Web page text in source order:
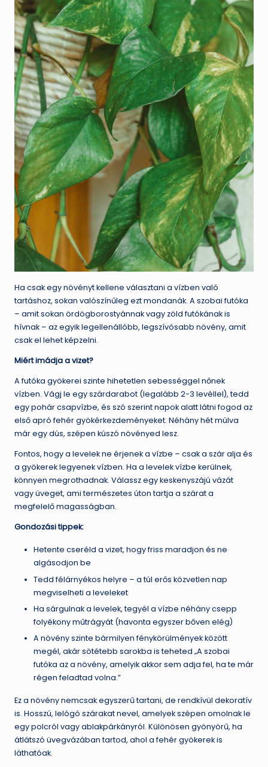
Ha csak egy növényt kellene választani a vízben való
tartáshoz, sokan valószínűleg ezt mondanák. A szobai futóka
– amit sokan ördögborostyánnak vagy zöld futókának is
hívnak – az egyik legellenállóbb, legszívósabb növény, amit
csak el lehet képzelni.
Miért imádja a vizet?
A futóka gyökerei szinte hihetetlen sebességgel nőnek
vízben. Vágj le egy szárdarabot (legalább 2-3 levéllel), tedd
egy pohár csapvízbe, és szó szerint napok alatt látni fogod az
első apró fehér gyökérkezdeményeket. Néhány hét múlva
már egy dús, szépen kúszó növényed lesz.
Fontos, hogy a levelek ne érjenek a vízbe – csak a szár alja és
a gyökerek legyenek vízben. Ha a levelek vízbe kerülnek,
könnyen megrothadnak. Válassz egy keskenyszájú vázát
vagy üveget, ami természetes úton tartja a szárat a
megfelelő magasságban.
Gondozási tippek:
Hetente cseréld a vizet, hogy friss maradjon és ne
algásodjon be
Tedd félárnyékos helyre – a túl erős közvetlen nap
megviselheti a leveleket
Ha sárgulnak a levelek, tegyél a vízbe néhány csepp
folyékony műtrágyát (havonta egyszer bőven elég)
A növény szinte bármilyen fénykörülmények között
megél, akár sötétebb sarokba is teheted „A szobai
futóka az a növény, amelyik akkor sem adja fel, ha te már
régen feladtad volna.”
Ez a növény nemcsak egyszerű tartani, de rendkívül dekoratív
is. Hosszú, lelógó szárakat nevel, amelyek szépen omolnak le
egy polcról vagy ablakpárkányról. Különösen gyönyörű, ha
átlátszó üvegvázában tartod, ahol a fehér gyökerek is
láthatóak.